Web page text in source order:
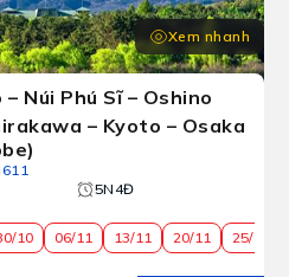
Xem nhanh
Núi Phú Sĩ – Oshino
– Kyoto – Osaka
5N4Đ
10 06/11 13/11 20/11 25/11